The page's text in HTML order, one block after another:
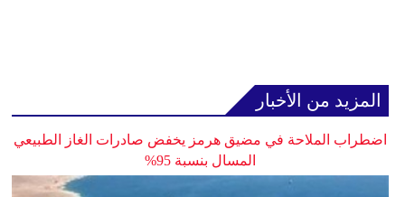
المزيد من الأخبار
اضطراب الملاحة في مضيق هرمز يخفض صادرات الغاز الطبيعي
المسال بنسبة 95%